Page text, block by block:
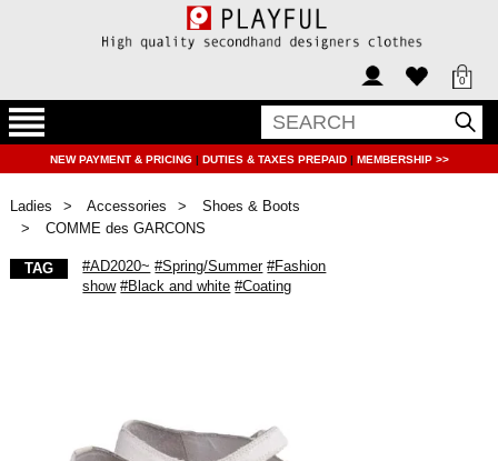
0
NEW PAYMENT & PRICING | DUTIES & TAXES PREPAID | MEMBERSHIP >>
Ladies Accessories
Shoes & Boots
COMME des GARCONS
TAG #AD2020~ #Spring/Summer #Fashion
show #Black and white #Coating